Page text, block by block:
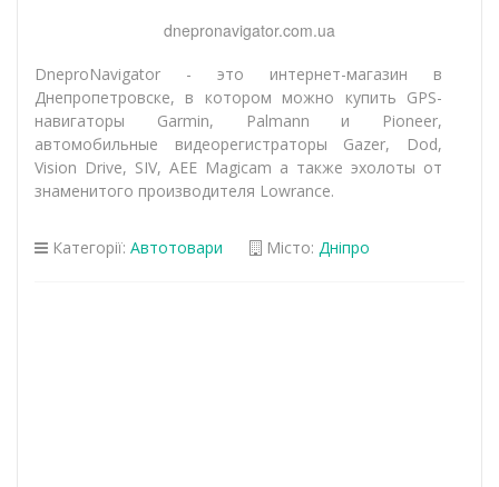
dnepronavigator.com.ua
DneproNavigator - это интернет-магазин в
Днепропетровске, в котором можно купить GPS-
навигаторы Garmin, Palmann и Pioneer,
автомобильные видеорегистраторы Gazer, Dod,
Vision Drive, SIV, AEE Magicam а также эхолоты от
знаменитого производителя Lowrance.
Категорії: Автотовари Місто: Дніпро